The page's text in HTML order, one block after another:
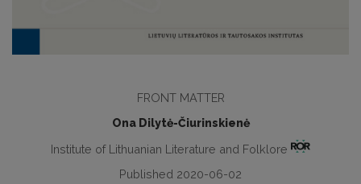
FRONT MATTER
Ona Dilytė-Čiurinskienė
Institute of Lithuanian Literature and Folklore
Published 2020-06-02